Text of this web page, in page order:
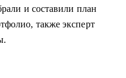
и составили план
также эксперт